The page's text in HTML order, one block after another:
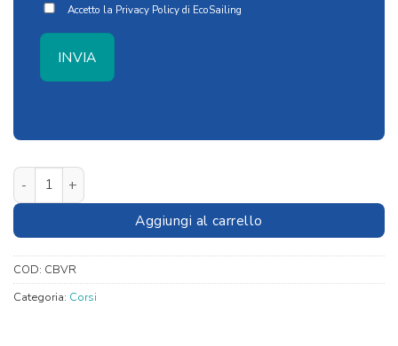
Accetto la Privacy Policydi EcoSailing
Corso di vela base: 25 aprile in Sicilia quantità
Aggiungi al carrello
COD: CBVR
Categoria: Corsi